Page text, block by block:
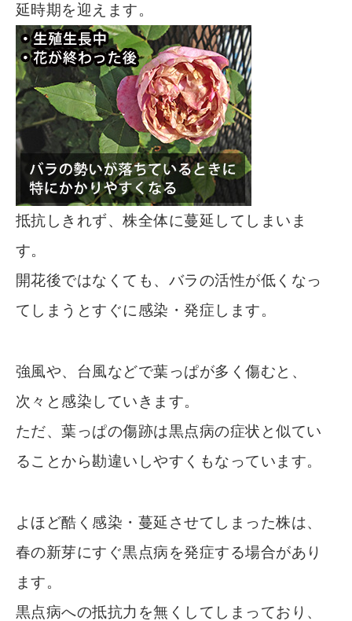
延時期を迎えます。
抵抗しきれず、株全体に蔓延してしまいま
す。
開花後ではなくても、バラの活性が低くなっ
てしまうとすぐに感染・発症します。
強風や、台風などで葉っぱが多く傷むと、
次々と感染していきます。
ただ、葉っぱの傷跡は黒点病の症状と似てい
ることから勘違いしやすくもなっています。
よほど酷く感染・蔓延させてしまった株は、
春の新芽にすぐ黒点病を発症する場合があり
ます。
黒点病への抵抗力を無くしてしまっており、